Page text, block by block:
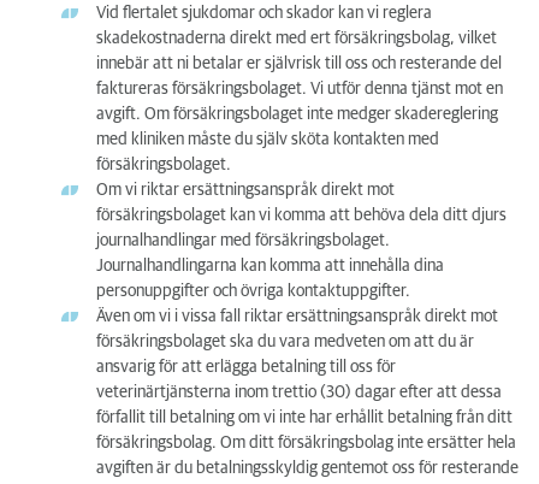
Vid flertalet sjukdomar och skador kan vi reglera
skadekostnaderna direkt med ert försäkringsbolag, vilket
innebär att ni betalar er självrisk till oss och resterande del
faktureras försäkringsbolaget. Vi utför denna tjänst mot en
avgift. Om försäkringsbolaget inte medger skadereglering
med kliniken måste du själv sköta kontakten med
försäkringsbolaget.
Om vi riktar ersättningsanspråk direkt mot
försäkringsbolaget kan vi komma att behöva dela ditt djurs
journalhandlingar med försäkringsbolaget.
Journalhandlingarna kan komma att innehålla dina
personuppgifter och övriga kontaktuppgifter.
Även om vi i vissa fall riktar ersättningsanspråk direkt mot
försäkringsbolaget ska du vara medveten om att du är
ansvarig för att erlägga betalning till oss för
veterinärtjänsterna inom trettio (30) dagar efter att dessa
förfallit till betalning om vi inte har erhållit betalning från ditt
försäkringsbolag. Om ditt försäkringsbolag inte ersätter hela
avgiften är du betalningsskyldig gentemot oss för resterande